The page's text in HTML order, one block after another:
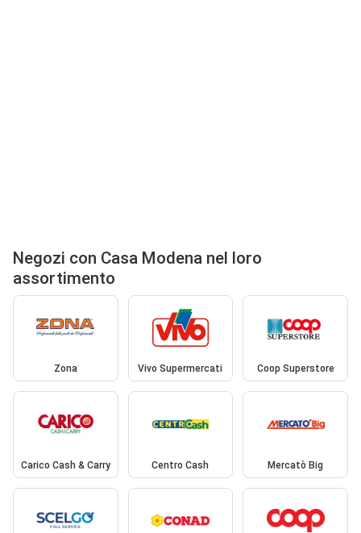
Negozi con Casa Modena nel loro
assortimento
Zona Vivo Supermercati Coop Superstore
Carico Cash & Carry Centro Cash Mercatò Big